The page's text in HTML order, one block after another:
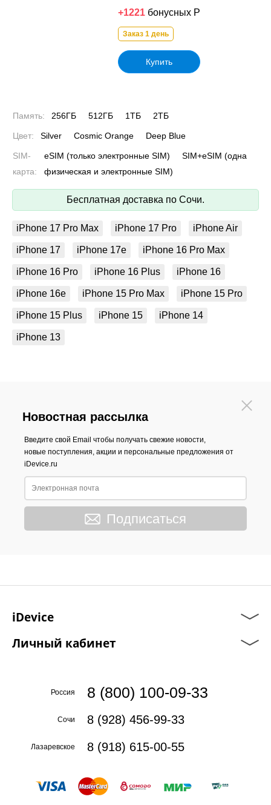
+1221 бонусных Р
Заказ 1 день
Купить
Память: 256ГБ 512ГБ 1ТБ 2ТБ
Цвет: Silver Cosmic Orange Deep Blue
SIM-
карта:
eSIM (только электронные SIM)
SIM+eSIM (одна
физическая и электронные SIM)
Бесплатная доставка по Сочи.
iPhone 17 Pro Max iPhone 17 Pro iPhone Air
iPhone 17 iPhone 17e iPhone 16 Pro Max
iPhone 16 Pro iPhone 16 Plus iPhone 16
iPhone 16e iPhone 15 Pro Max iPhone 15 Pro
iPhone 15 Plus iPhone 15 iPhone 14
iPhone 13
Новостная рассылка
Введите свой Email чтобы получать свежие новости,
новые поступления, акции и персональные предложения от
iDevice.ru
Подписаться
iDevice
Личный кабинет
Россия 8 (800) 100-09-33
Сочи 8 (928) 456-99-33
Лазаревское 8 (918) 615-00-55